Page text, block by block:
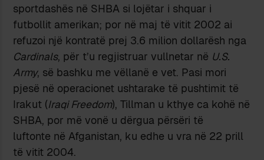
sportdashës në SHBA si lojëtar i shquar i
futbollit amerikan; por në maj të vitit 2002 ai
refuzoi një kontratë prej 3.6 milion dollarësh nga
Cardinals, për t’u regjistruar vullnetar në U.S.
Army, së bashku me vëllanë e vet. Pasi mori
pjesë në operacionet ushtarake të pushtimit të
Irakut (Iraqi Freedom), Tillman u kthye ca kohë në
SHBA, por më vonë u dërgua përsëri të
luftonte në Afganistan, ku edhe u vra në 22 prill
të vitit 2004.